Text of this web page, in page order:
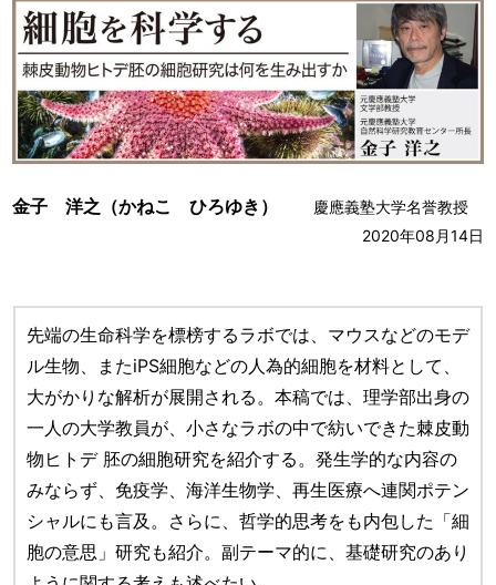
金子 洋之（かねこ ひろゆき）
慶應義塾大学名誉教授
2020年08月14日
先端の生命科学を標榜するラボでは、マウスなどのモデ
ル生物、またiPS細胞などの人為的細胞を材料として、
大がかりな解析が展開される。本稿では、理学部出身の
一人の大学教員が、小さなラボの中で紡いできた棘皮動
物ヒトデ 胚の細胞研究を紹介する。発生学的な内容の
みならず、免疫学、海洋生物学、再生医療へ連関ポテン
シャルにも言及。さらに、哲学的思考をも内包した「細
胞の意思」研究も紹介。副テーマ的に、基礎研究のあり